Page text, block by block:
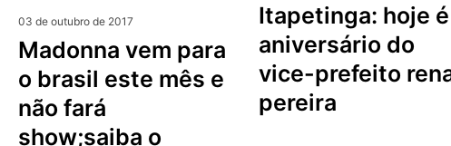
03 de outubro de 2017
madonna vem para
o brasil este mês e
não fará
show;saiba o
itapetinga: hoje é o
aniversário do
vice-prefeito
pereira